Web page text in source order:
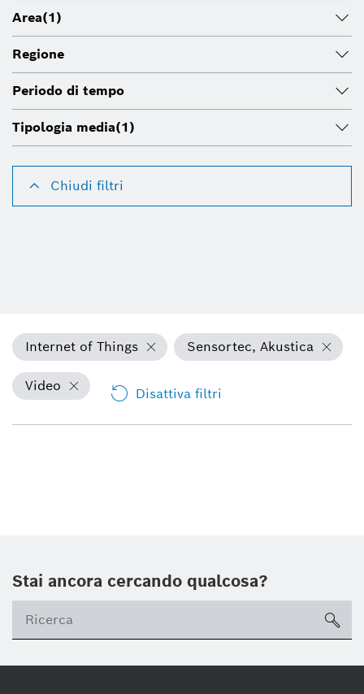
Area(1)
Regione
Periodo di tempo
Tipologia media(1)
Chiudi filtri
Internet of Things Sensortec, Akustica
Video Disattiva filtri
Stai ancora cercando qualcosa?